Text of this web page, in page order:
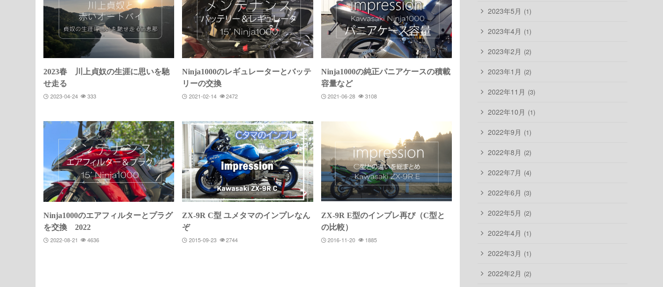
2023春 川上貞奴の生涯に思いを馳
せ走る
2023-04-24 333
Ninja1000のレギュレーターとバッテ
リーの交換
2021-02-14 2472
Ninja1000の純正パニアケースの積載
容量など
2021-06-28 3108
Ninja1000のエアフィルターとプラグ
を交換 2022
2022-08-21 4636
ZX-9R C型 ユメタマのインプレなん
ぞ
2015-09-23 2744
ZX-9R E型のインプレ再び（C型と
の比較）
2016-11-20 1885
2023年5月 (1)
2023年4月 (1)
2023年2月 (2)
2023年1月 (2)
2022年11月 (3)
2022年10月 (1)
2022年9月 (1)
2022年8月 (2)
2022年7月 (4)
2022年6月 (3)
2022年5月 (2)
2022年4月 (1)
2022年3月 (1)
2022年2月 (2)